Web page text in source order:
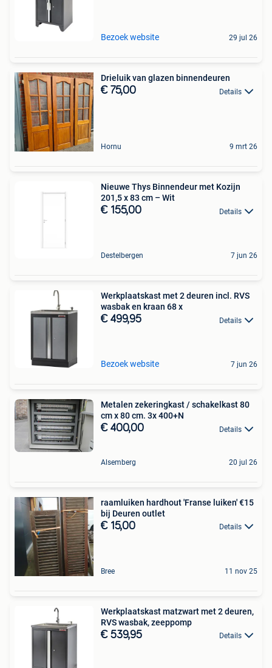
Bezoek website 29 jul 26
Drieluik van glazen binnendeuren
€ 75,00 Details
Hornu 9 mrt 26
Nieuwe Thys Binnendeur met Kozijn
201,5 x 83 cm – Wit
€ 155,00 Details
Destelbergen 7 jun 26
Werkplaatskast met 2 deuren incl. RVS
wasbak en kraan 68 x
€ 499,95 Details
Bezoek website 7 jun 26
Metalen zekeringkast / schakelkast 80
cm x 80 cm. 3x 400+N
€ 400,00 Details
Alsemberg 20 jul 26
raamluiken hardhout 'Franse luiken' €15
bij Deuren outlet
€ 15,00 Details
Bree 11 nov 25
Werkplaatskast matzwart met 2 deuren,
RVS wasbak, zeeppomp
€ 539,95 Details